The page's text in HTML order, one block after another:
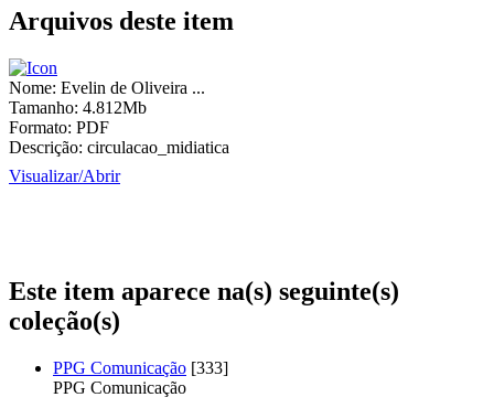
Arquivos deste item
Nome: Evelin de Oliveira ...
Tamanho: 4.812Mb
Formato: PDF
Descrição: circulacao_midiatica
Visualizar/Abrir
Este item aparece na(s) seguinte(s)
coleção(s)
PPG Comunicação [333]
PPG Comunicação